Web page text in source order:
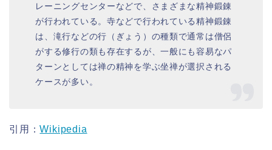
レーニングセンターなどで、さまざまな精神鍛錬
が行われている。寺などで行われている精神鍛錬
は、滝行などの行（ぎょう）の種類で通常は僧侶
がする修行の類も存在するが、一般にも容易なパ
ターンとしては禅の精神を学ぶ坐禅が選択される
ケースが多い。
引用：Wikipedia